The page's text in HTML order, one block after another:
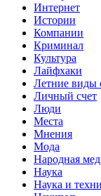
Интернет
Истории
Компании
Криминал
Культура
Лайфхаки
Летние виды
Личный счет
Люди
Места
Мнения
Мода
Народная
Наука
Наука и